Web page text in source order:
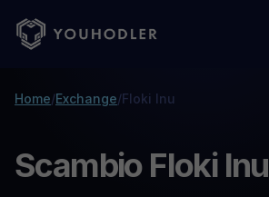
Home/Exchange/Floki Inu
Scambio Floki Inu